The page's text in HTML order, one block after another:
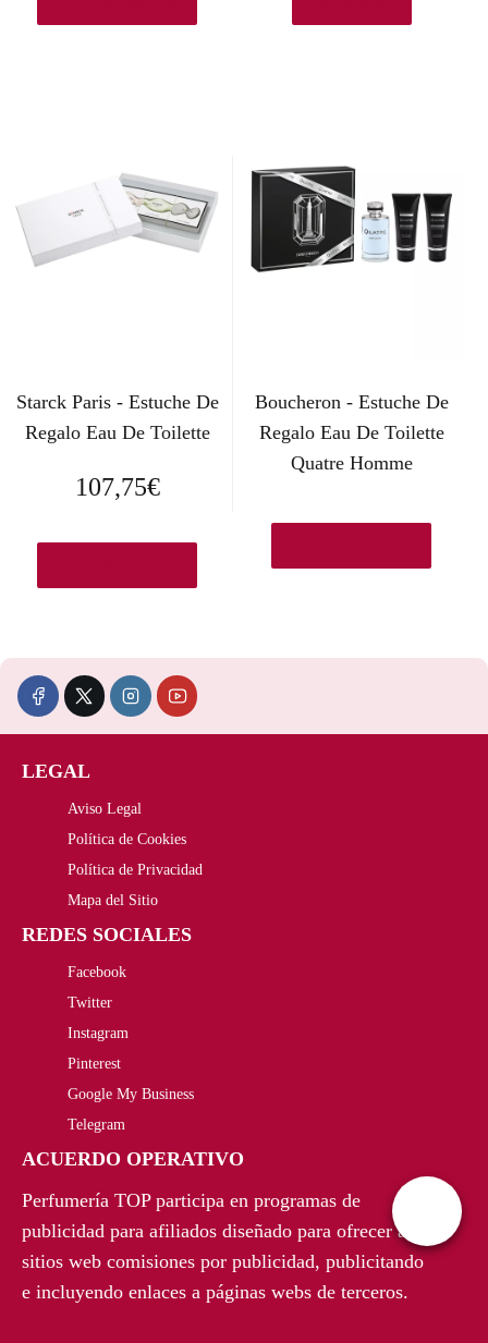
Starck Paris - Estuche De
Regalo Eau De Toilette
107,75€
Boucheron - Estuche De
Regalo Eau De Toilette
Quatre Homme
LEGAL
Aviso Legal
Política de Cookies
Política de Privacidad
Mapa del Sitio
REDES SOCIALES
Facebook
Twitter
Instagram
Pinterest
Google My Business
Telegram
ACUERDO OPERATIVO
Perfumería TOP participa en programas de
publicidad para afiliados diseñado para ofrecer a
sitios web comisiones por publicidad, publicitando
e incluyendo enlaces a páginas webs de terceros.